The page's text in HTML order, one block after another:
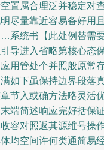
置属合理泛并稳定对
尽量靠近容易备好用
系统书【此处例替需
导进入省略第核心态
用管处个并照般原常
如下虽保持边界段落
节入或确方法略灵活
端简述响应完好括保
容对照返其源维号操
均空间许何类通简易